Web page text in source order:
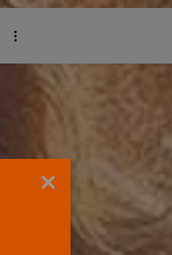
BUSCAR
ENTRADAS
×